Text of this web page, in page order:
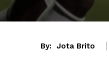
By: Jota Brito